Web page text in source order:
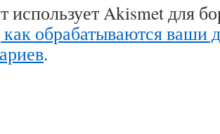
использует Akismet для
как обрабатываются ваши
.